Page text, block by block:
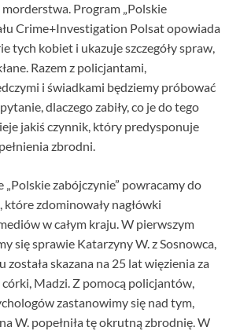
morderstwa. Program „Polskie
Crime+Investigation Polsat opowiada
tych kobiet i ukazuje szczegóły spraw,
Razem z policjantami,
i świadkami będziemy próbować
dlaczego zabiły, co je do tego
jakiś czynnik, który predysponuje
zbrodni.
„Polskie zabójczynie” powracamy do
które zdominowały nagłówki
w całym kraju. W pierwszym
się sprawie Katarzyny W. z Sosnowca,
została skazana na 25 lat więzienia za
Madzi. Z pomocą policjantów,
zastanowimy się nad tym,
W. popełniła tę okrutną zbrodnię. W